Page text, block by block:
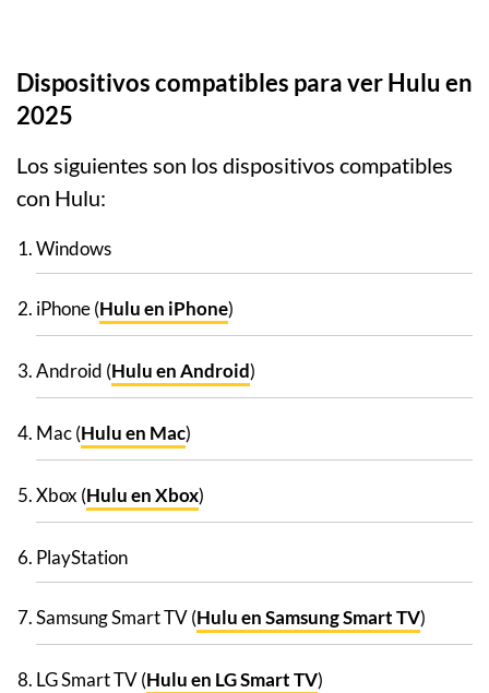
Dispositivos compatibles para ver Hulu en
2025
Los siguientes son los dispositivos compatibles
con Hulu:
Windows
iPhone (Hulu en iPhone)
Android (Hulu en Android)
Mac (Hulu en Mac)
Xbox (Hulu en Xbox)
PlayStation
Samsung Smart TV (Hulu en Samsung Smart TV)
LG Smart TV (Hulu en LG Smart TV)